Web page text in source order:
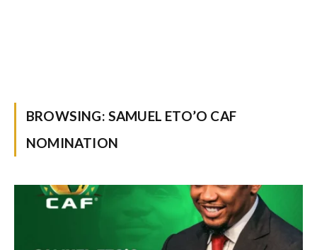
BROWSING: SAMUEL ETO’O CAF
NOMINATION